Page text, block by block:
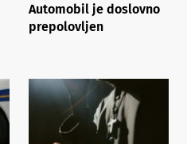
Automobil je doslovno
prepolovljen